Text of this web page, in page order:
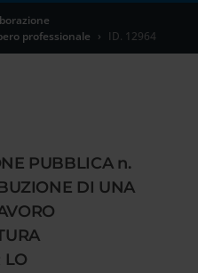
professionale
ID. 12964
PUBBLICA n.
DI UNA
LO